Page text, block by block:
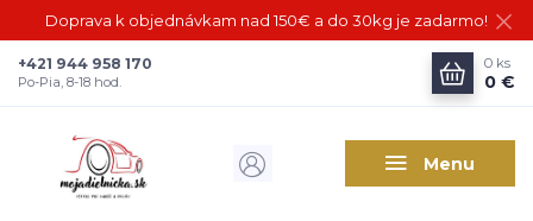
Doprava k objednávkam nad 150€ a do 30kg je zadarmo!
Menu
+421 944 958 170
Po-Pia, 8-18 hod.
0 ks
0 €